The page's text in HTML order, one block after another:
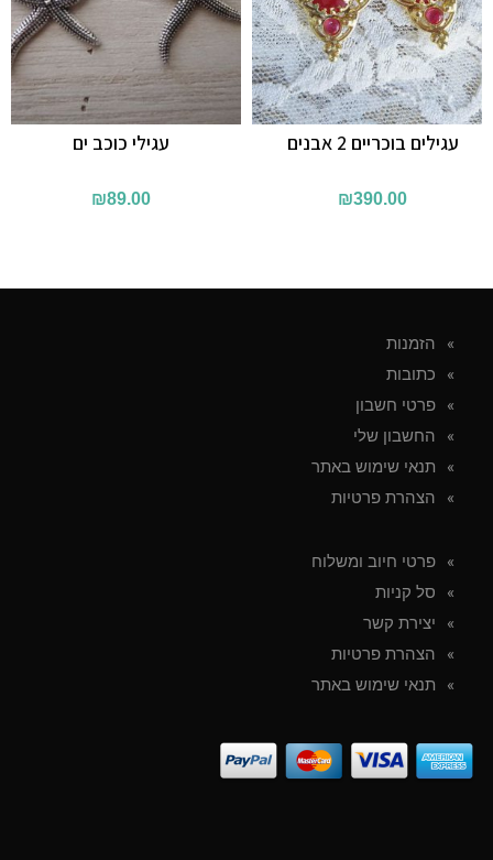
עגילי כוכב ים
₪89.00
עגילים בוכריים 2 אבנים
₪390.00
הזמנות
כתובות
פרטי חשבון
החשבון שלי
תנאי שימוש באתר
הצהרת פרטיות
פרטי חיוב ומשלוח
סל קניות
יצירת קשר
הצהרת פרטיות
תנאי שימוש באתר